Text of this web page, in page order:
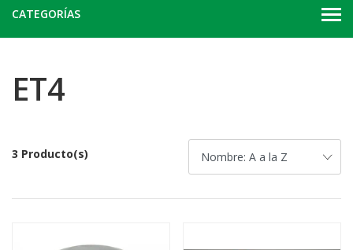
CATEGORÍAS
ET4
3 Producto(s)